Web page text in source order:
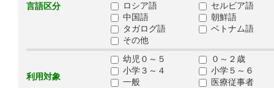
言語区分
ロシア語
セルビア語
中国語
朝鮮語
タガログ語
ベトナム語
その他
利用対象
幼児０～５
０～２歳
小学３～４
小学５～６
一般
医療従事者